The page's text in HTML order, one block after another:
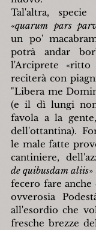
«quarum pars
un po'
potrà andar
l'Arciprete «ritto
reciterà con
"Libera me
(e il dì lungi
favola a la
dell'ottantina).
le male fatte
cantiniere,
de quibusdam aliis»
fecero fare anche
ovverosia
all'esordio che
fresche brezze